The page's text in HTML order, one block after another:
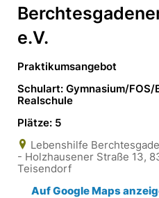
e.V.
Praktikumsangebot
Schulart: Gymnasium/FOS/
Realschule
Plätze: 5
Lebenshilfe
- Holzhausener Straße 13,
Teisendorf
Auf Google Maps